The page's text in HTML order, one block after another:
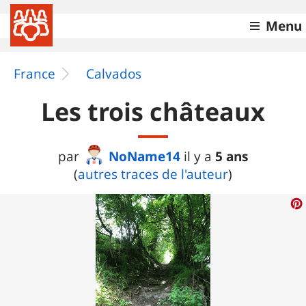
Menu
France Calvados
Les trois châteaux
par NoName14 il y a 5 ans
(autres traces de l'auteur)